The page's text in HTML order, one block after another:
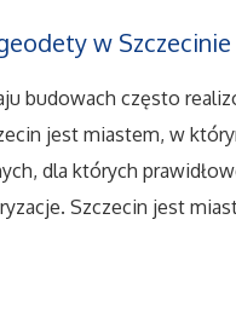
w Szczecinie
budowach często
jest miastem, w
dla których
Szczecin jest